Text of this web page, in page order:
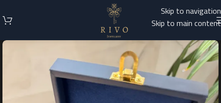
Skip to navigation
Skip to main content